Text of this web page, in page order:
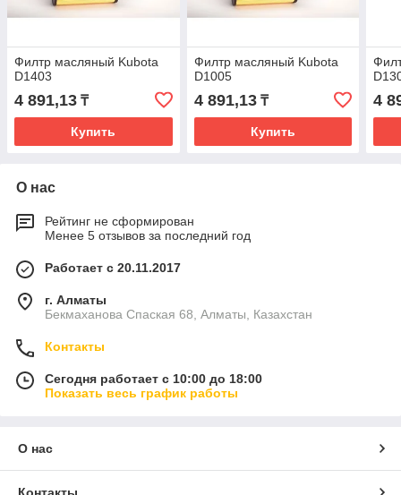
Филтр масляный Kubota
D1403
4 891,13 ₸
Купить
Филтр масляный Kubota
D1005
4 891,13₸
Купить
4
О нас
Рейтинг не сформирован
Менее 5 отзывов за последний год
Работает с 20.11.2017
г. Алматы
Бекмаханова Спаская 68, Алматы, Казахстан
Контакты
Сегодня работает с 10:00 до 18:00
Показать весь график работы
О нас